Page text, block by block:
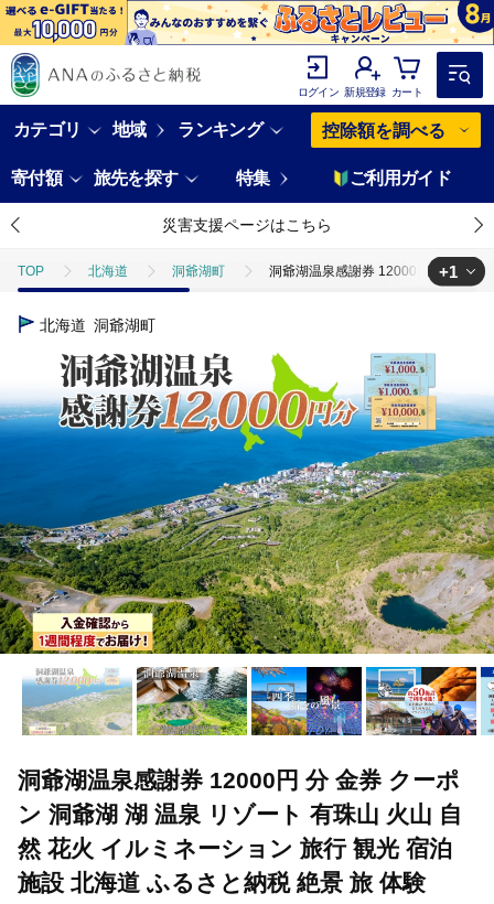
ログイン 新規登録 カート
カテゴリ 地域 ランキング 控除額を調べる
寄付額 旅先を探す 特集 ご利用ガイド
災害支援ページはこちら
TOP 北海道 洞爺湖町 洞爺湖温泉感謝券 12000円 分 金券
TOP
+1
北海道 洞爺湖町
洞爺湖温泉感謝券 12000円 分 金券 クーポ
ン 洞爺湖 湖 温泉 リゾート 有珠山 火山 自
然 花火 イルミネーション 旅行 観光 宿泊
施設 北海道 ふるさと納税 絶景 旅 体験